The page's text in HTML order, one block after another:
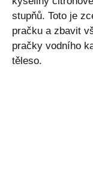
stupňů. Toto je
pračku a zbavit
pračky vodního
těleso.